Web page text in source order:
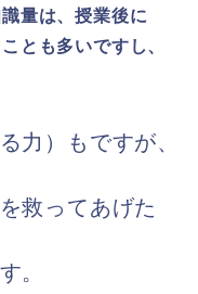
量は、授業後に
とも多いですし、
力）もですが、
救ってあげた
。